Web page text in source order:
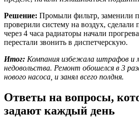
Решение: Промыли фильтр, заменили
проверили систему на воздух,
через 4 часа радиаторы начали
перестали звонить в диспетчерскую.
Итог: Компания избежала штрафов и
недовольства. Ремонт обошелся в 3
нового насоса, и занял всего полдня.
Ответы на вопросы,
задают каждый день